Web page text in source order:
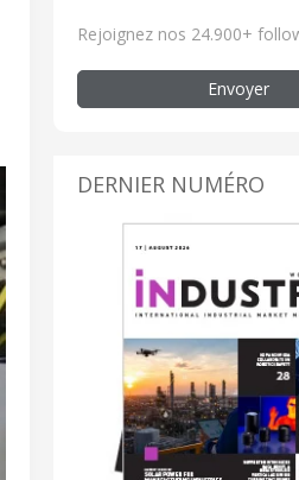
Rejoignez nos 24.900+
Envoyer
DERNIER NUMÉRO